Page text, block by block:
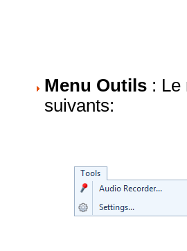
Menu Outils : Le
suivants: